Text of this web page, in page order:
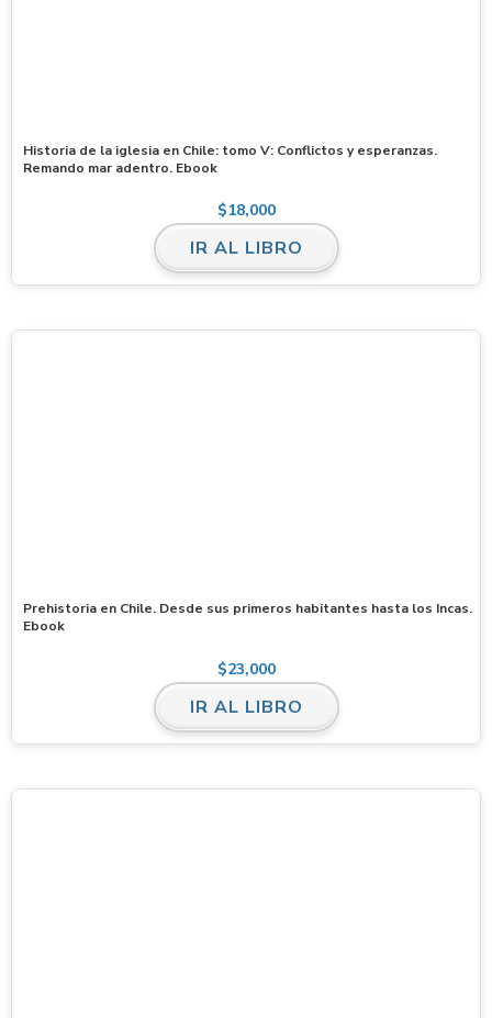
Historia de la iglesia en Chile: tomo V: Conflictos y esperanzas.
Remando mar adentro. Ebook
$18,000
IR AL LIBRO
Prehistoria en Chile. Desde sus primeros habitantes hasta los Incas.
Ebook
$23,000
IR AL LIBRO